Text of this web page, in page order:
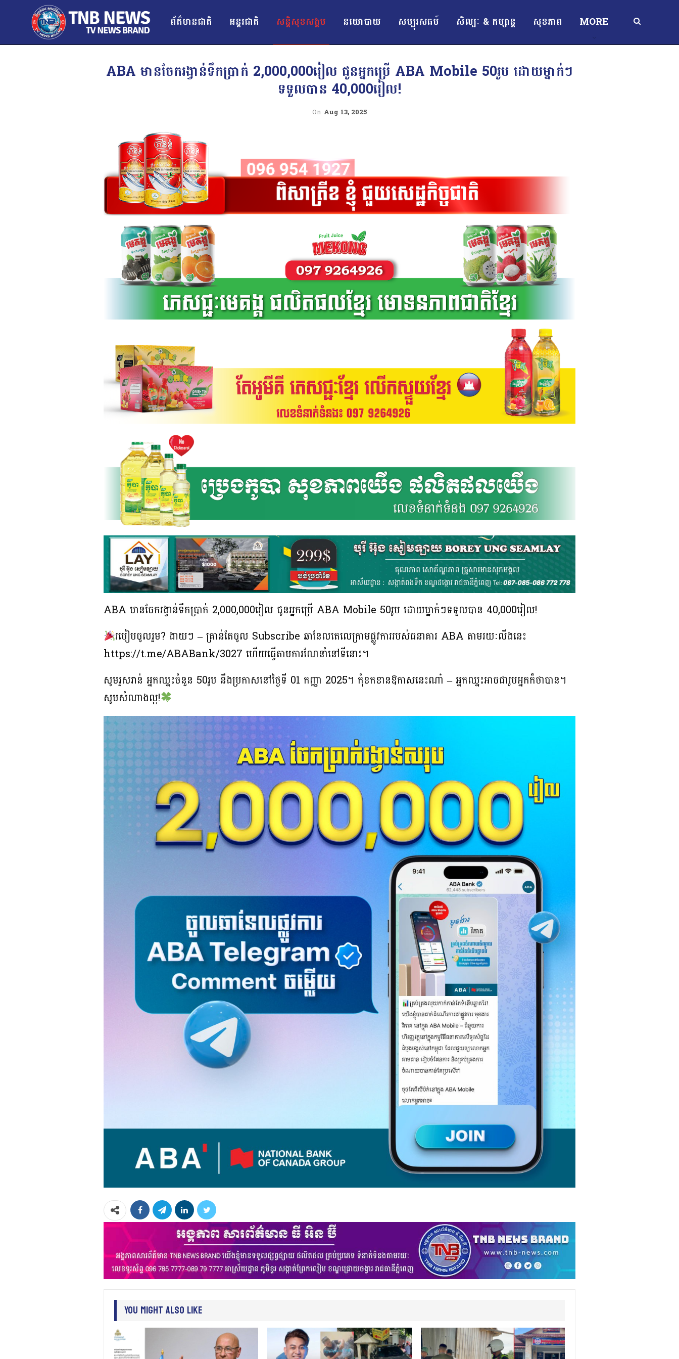
ព័ត៌មានជាតិ អន្ដរជាតិ សន្តិសុខសង្គម នយោបាយ សប្បុរសធម៍ សិល្បៈ & កម្សាន្ត សុខភាព MORE
ABA មានចែករង្វាន់ទឹកប្រាក់ 2,000,000រៀល ជូនអ្នកប្រើ ABA Mobile 50រូប ដោយម្នាក់ៗ
ទទួលបាន 40,000រៀល!
On Aug 13, 2025
ABA មានចែករង្វាន់ទឹកប្រាក់ 2,000,000រៀល ជូនអ្នកប្រើ ABA Mobile 50រូប ដោយម្នាក់ៗទទួលបាន 40,000រៀល!
របៀបចូលរួម? ងាយៗ – គ្រាន់តែចូល Subscribe ឆានែលតេលេក្រាម​ផ្លូវការរបស់ធនាគារ ABA តាមរយៈលីងនេះ
https://t.me/ABABank/3027 ហើយធ្វើតាមការណែនាំនៅទីនោះ។
សូមរួសរាន់ អ្នកឈ្នះចំនួន 50រូប នឹងប្រកាសនៅថ្ងៃទី 01 កញ្ញា 2025។ កុំខកខានឱកាសនេះណា៎ – អ្នកឈ្នះអាចជារូបអ្នកក៏ថាបាន។
សូមសំណាងល្អ!
You Might Also Like